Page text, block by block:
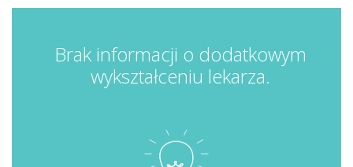
Brak informacji o dodatkowym
wykształceniu lekarza.